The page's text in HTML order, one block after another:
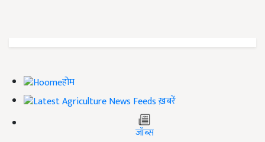
होम
ख़बरें
जॉब्स